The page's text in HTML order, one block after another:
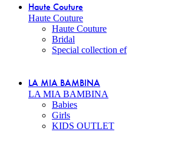
Haute Couture
Haute Couture
Haute Couture
Bridal
Special collection ef
LA MIA BAMBINA
LA MIA BAMBINA
Babies
Girls
KIDS OUTLET